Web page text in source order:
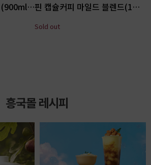
콜드브루 커피베이스 (900ml x 6ea) 핀 캡슐커피 마일드 블렌드(100입)
Sold out
흥국몰 레시피